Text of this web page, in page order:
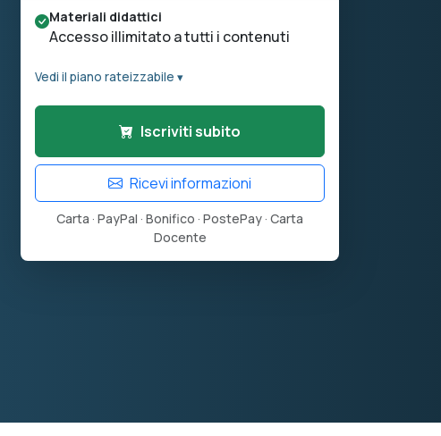
Materiali didattici
Accesso illimitato a tutti i contenuti
Vedi il piano rateizzabile ▾
Iscriviti subito
Ricevi informazioni
Carta · PayPal · Bonifico · PostePay · Carta
Docente